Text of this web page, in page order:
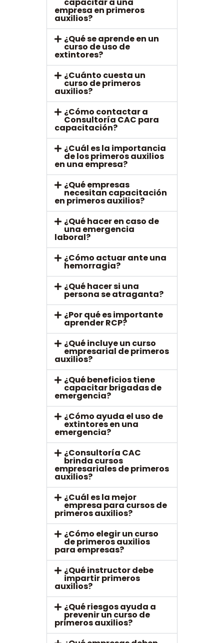
empresa en primeros
auxilios?
¿Qué se aprende en un
curso de uso de
extintores?
¿Cuánto cuesta un
curso de primeros
auxilios?
¿Cómo contactar a
Consultoría CAC para
capacitación?
¿Cuál es la importancia
de los primeros auxilios
en una empresa?
¿Qué empresas
necesitan capacitación
en primeros auxilios?
¿Qué hacer en caso de
una emergencia
laboral?
¿Cómo actuar ante una
hemorragia?
¿Qué hacer si una
persona se atraganta?
¿Por qué es importante
aprender RCP?
¿Qué incluye un curso
empresarial de primeros
auxilios?
¿Qué beneficios tiene
capacitar brigadas de
emergencia?
¿Cómo ayuda el uso de
extintores en una
emergencia?
¿Consultoría CAC
brinda cursos
empresariales de primeros
auxilios?
¿Cuál es la mejor
empresa para cursos de
primeros auxilios?
¿Cómo elegir un curso
de primeros auxilios
para empresas?
¿Qué instructor debe
impartir primeros
auxilios?
¿Qué riesgos ayuda a
prevenir un curso de
primeros auxilios?